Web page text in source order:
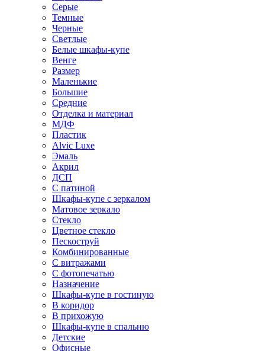
Серые
Темные
Черные
Светлые
Белые шкафы-купе
Венге
Размер
Маленькие
Большие
Средние
Отделка и материал
МДФ
Пластик
Alvic Luxe
Эмаль
Акрил
ДСП
С патиной
Шкафы-купе с зеркалом
Матовое зеркало
Стекло
Цветное стекло
Пескоструй
Комбинированные
С витражами
С фотопечатью
Назначение
Шкафы-купе в гостиную
В коридор
В прихожую
Шкафы-купе в спальню
Детские
Офисные